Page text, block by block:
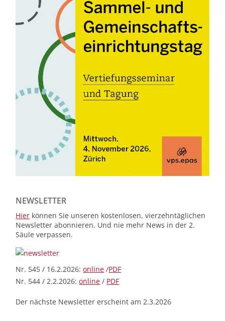
NEWSLETTER
Hier können Sie unseren kostenlosen, vierzehntäglichen
Newsletter abonnieren. Und nie mehr News in der 2.
Säule verpassen.
Nr. 545 / 16.2.2026:online /PDF
Nr. 544 / 2.2.2026:online / PDF
Der nächste Newsletter erscheint am 2.3.2026